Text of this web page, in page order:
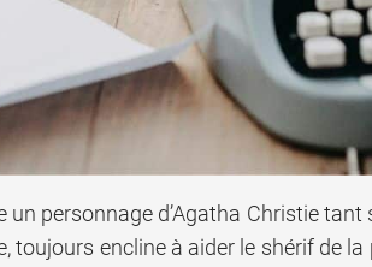
personnage d’Agatha Christie
toujours encline à aider le shérif de